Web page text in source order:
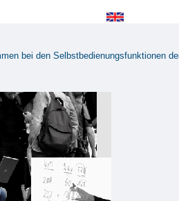
bei den Selbstbedienungsfunktionen